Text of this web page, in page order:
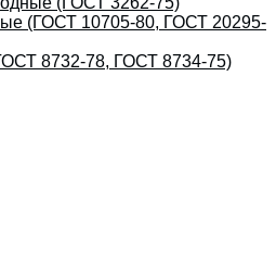
(ГОСТ 10705-80, ГОСТ 20295-
8732-78, ГОСТ 8734-75)